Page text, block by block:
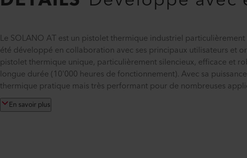
Le SOLANO AT est un pistolet thermique industriel
été développé en collaboration avec ses principaux utilisateurs et
pistolet thermique unique, particulièrement silencieux, efficace et
longue durée (10'000 heures de fonctionnement). Avec sa
thermique pratique mais très performant pour de nombreuses
En savoir plus